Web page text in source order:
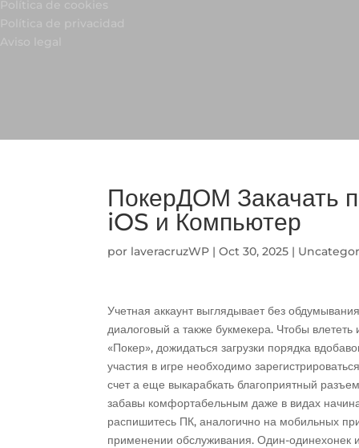
ПокерДОМ Закачать
iOS и Компьютер
por laveracruzWP |Oct 30, 2025 |
Учетная аккаунт выглядывает без
диалоговый а также букмекера. Чтобы влететь
«Покер», дожидаться загрузки порядка
участия в игре необходимо
счет а еще выкарабкать благоприятный
забавы комфортабельным даже в видах
распишитесь ПК, аналогично на мобильных
применении обслуживания. Один-одинехонек